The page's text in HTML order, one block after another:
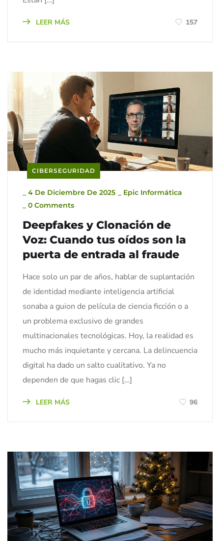
LEER MÁS 157
CIBERSEGURIDAD
4 De Diciembre De 2025
Epic Informática
0 Comments
Deepfakes y Clonación de
Voz: Cuando tus oídos son la
puerta de entrada al fraude
Hace solo un par de años, hablar de suplantación
de identidad mediante inteligencia artificial
sonaba a guion de película de ciencia ficción o a
un problema exclusivo de grandes
multinacionales tecnológicas. Hoy, la realidad es
mucho más inquietante y cercana. La delincuencia
digital ha dado un salto cualitativo. Ya no
dependen de que hagas clic […]
LEER MÁS 96